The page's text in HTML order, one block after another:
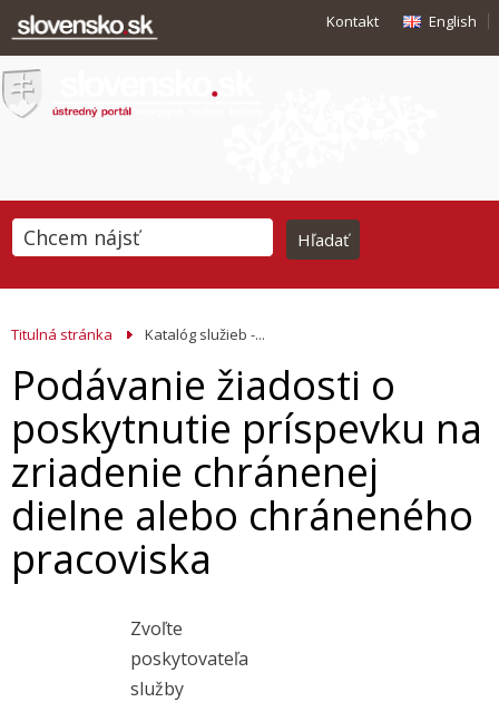
Kontakt English
Titulná stránka Katalóg služieb -...
Podávanie žiadosti o
poskytnutie príspevku na
zriadenie chránenej
dielne alebo chráneného
pracoviska
Zvoľte
poskytovateľa
služby